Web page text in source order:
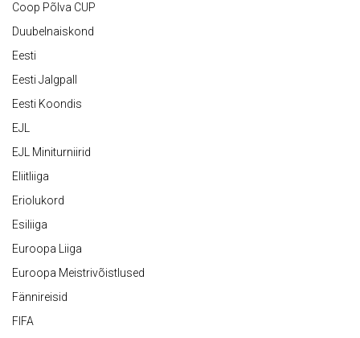
Coop Põlva CUP
Duubelnaiskond
Eesti
Eesti Jalgpall
Eesti Koondis
EJL
EJL Miniturniirid
Eliitliiga
Eriolukord
Esiliiga
Euroopa Liiga
Euroopa Meistrivõistlused
Fännireisid
FIFA